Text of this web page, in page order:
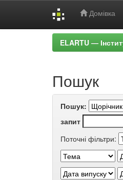
Домівка
ELARTU —
Пошук
Пошук:
запит
Поточні фільтри: